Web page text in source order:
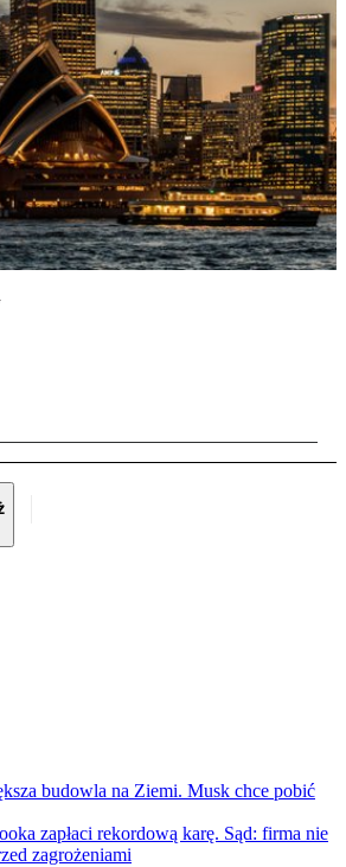
budowla na Ziemi. Musk chce pobić
zapłaci rekordową karę. Sąd: firma nie
zagrożeniami